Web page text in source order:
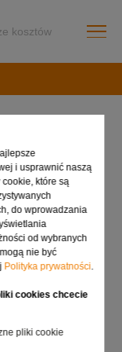
i usprawnić naszą
które są
do wprowadzania
od wybranych
nie być
Polityka prywatności.
cookies chcecie
pliki cookie
kosztów
jakością to
kontrolę
CCD.
sprawdzają
z wytycznymi
kontroli i